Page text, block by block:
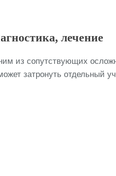
лечение
из сопутствующих
затронуть отдельный